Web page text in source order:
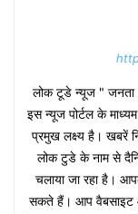
लोक टूडे न्यूज " जनता
इस न्यूज पोर्टल के
प्रमुख लक्ष्य है। खबरें
लोक टुडे के नाम से
चलाया जा रहा है।
सकते हैं। आप वैबसाइट